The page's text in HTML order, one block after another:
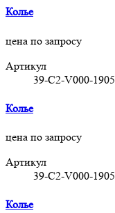
Колье
цена по запросу
Артикул
39-C2-V000-
Колье
цена по запросу
Артикул
39-C2-V000-
Колье